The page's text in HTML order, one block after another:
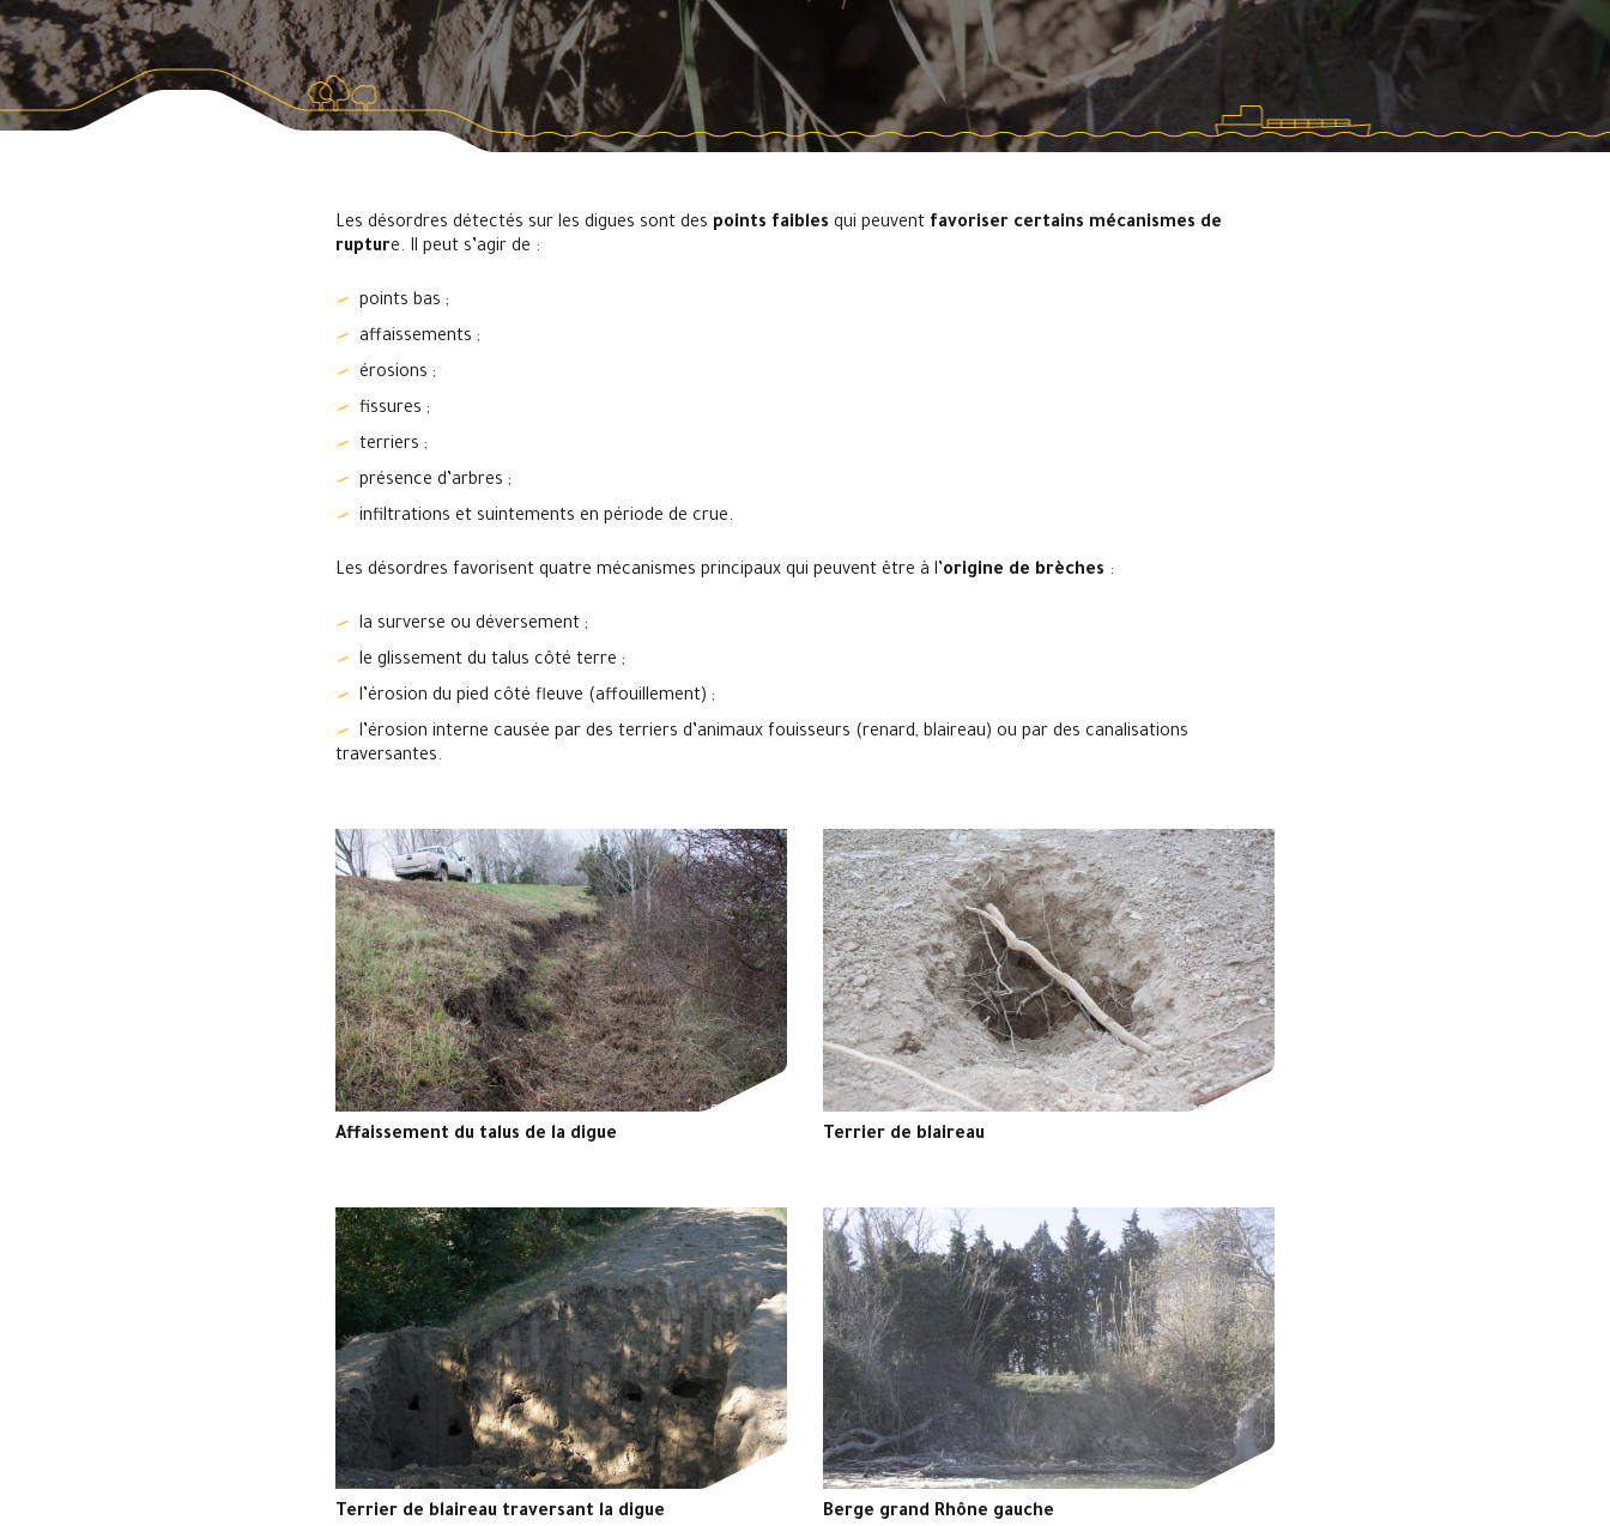
Les désordres détectés sur les digues sont des points faibles qui peuvent favoriser certains mécanismes de
rupture. Il peut s’agir de :
points bas ;
affaissements ;
érosions ;
fissures ;
terriers ;
présence d’arbres ;
infiltrations et suintements en période de crue.
Les désordres favorisent quatre mécanismes principaux qui peuvent être à l’origine de brèches :
la surverse ou déversement ;
le glissement du talus côté terre ;
l’érosion du pied côté fleuve (affouillement) ;
l’érosion interne causée par des terriers d’animaux fouisseurs (renard, blaireau) ou par des canalisations
traversantes.
Affaissement du talus de la digue Terrier de blaireau
Terrier de blaireau traversant la digue Berge grand Rhône gauche